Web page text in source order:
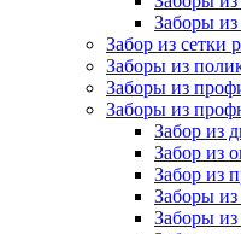
Заборы
Забор из сетки
Заборы из
Заборы из
Заборы из
Забор из
Забор из
Забор из
Заборы
Заборы